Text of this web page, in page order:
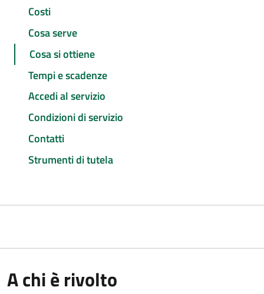
Costi
Cosa serve
Cosa si ottiene
Tempi e scadenze
Accedi al servizio
Condizioni di servizio
Contatti
Strumenti di tutela
A chi è rivolto